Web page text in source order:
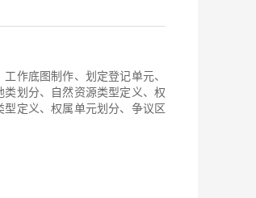
作底图制作、划定登记单元、
划分、自然资源类型定义、权
定义、权属单元划分、争议区